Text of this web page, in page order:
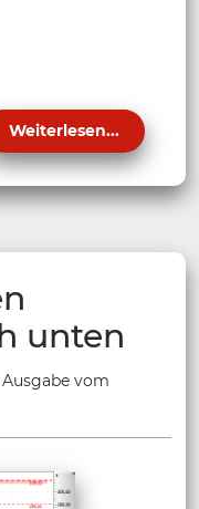
Weiterlesen...
unten
vom